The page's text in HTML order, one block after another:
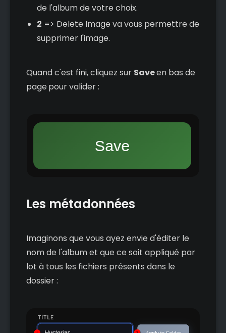
de l'album de votre choix.
2 => Delete Image va vous permettre de
supprimer l'image.
Quand c'est fini, cliquez sur Saveen bas de
page pour valider :
Les métadonnées
Imaginons que vous ayez envie d'éditer le
nom de l'album et que ce soit appliqué par
lot à tous les fichiers présents dans le
dossier :